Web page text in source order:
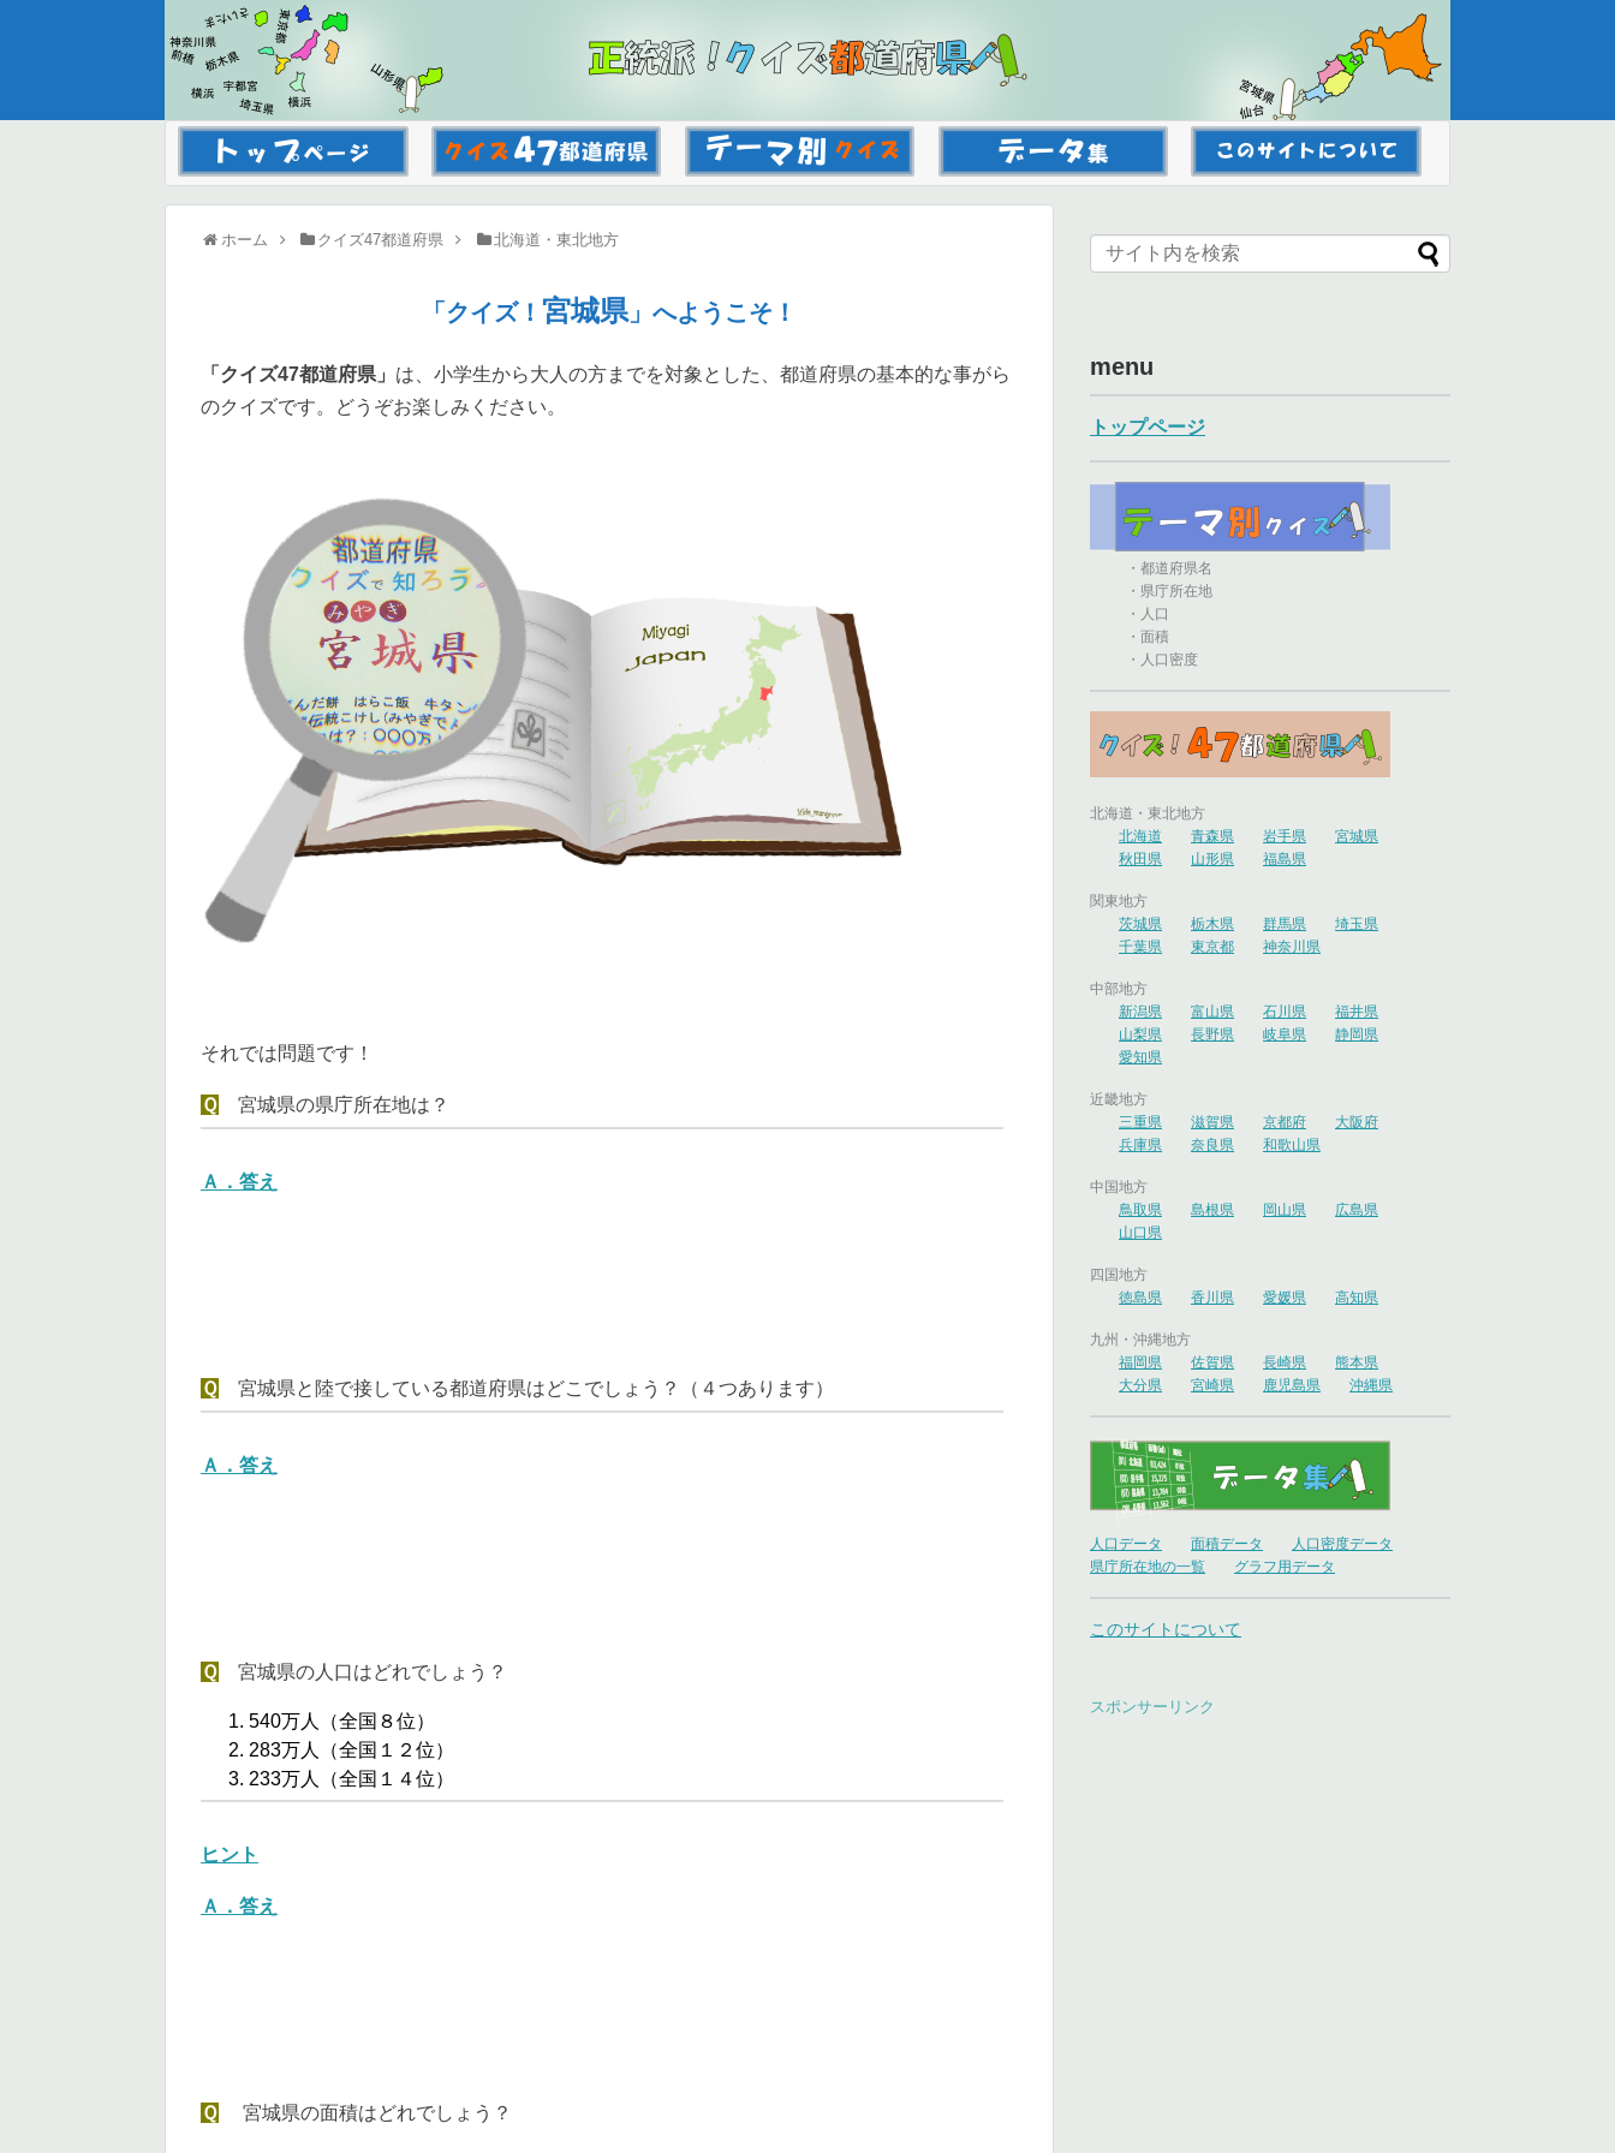
ホーム クイズ47都道府県 北海道・東北地方
「クイズ！ 宮城県」へようこそ！
「クイズ47都道府県」 は、小学生から大人の方までを対象とした、都道府県の基本的な事がら
のクイズです。どうぞお楽しみください。
それでは問題です！
Ｑ 宮城県の県庁所在地は？
Ａ． 答え
Ｑ 宮城県と陸で接している都道府県はどこでしょう？（４つあります）
Ａ． 答え
Ｑ 宮城県の人口はどれでしょう？
540万人（全国８位）
283万人（全国１２位）
233万人（全国１４位）
ヒント
Ａ．答え
Ｑ 宮城県の面積はどれでしょう？
menu
トップページ
・都道府県名
・県庁所在地
・人口
・面積
・人口密度
北海道・東北地方
北海道
青森県 岩手県
宮城県
秋田県
山形県 福島県
関東地方
茨城県
栃木県 群馬県
埼玉県
千葉県
東京都 神奈川県
中部地方
新潟県
富山県 石川県
福井県
山梨県
長野県 岐阜県
静岡県
愛知県
近畿地方
三重県
滋賀県 京都府
大阪府
兵庫県
奈良県 和歌山県
中国地方
鳥取県
島根県 岡山県
広島県
山口県
四国地方
徳島県
香川県 愛媛県 高知県
九州・沖縄地方
福岡県
佐賀県 長崎県
熊本県
大分県
宮崎県 鹿児島県 沖縄県
人口データ 面積データ
人口密度データ
県庁所在地の一覧
グラフ用データ
このサイトについて
スポンサーリンク